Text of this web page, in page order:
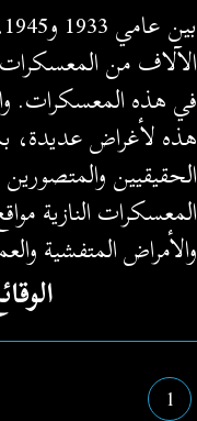
من
هذه المعسكرات.
لأغراض عديدة،
النازية
المتفشية
1